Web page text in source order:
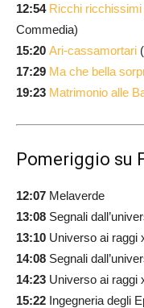
12:54 Ricchi
Commedia)
15:20 Ari-cassamortari
17:29 Ma che bella
19:23 Matrimonio alle
Pomeriggio su
12:07 Melaverde
13:08 Segnali
13:10 Universo ai raggi
14:08 Segnali
14:23 Universo ai raggi
15:22 Ingegneria degli